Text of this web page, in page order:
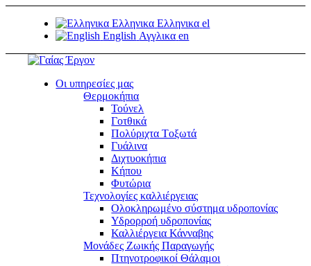
Ελληνικα Ελληνικα el
English Αγγλικα en
Οι υπηρεσίες μας
Θερμοκήπια
Τούνελ
Γοτθικά
Πολύριχτα Tοξωτά
Γυάλινα
Διχτυοκήπια
Κήπου
Φυτώρια
Τεχνολογίες καλλιέργειας
Ολοκληρωμένο σύστημα υδροπονίας
Υδρορροή υδροπονίας
Καλλιέργεια Κάνναβης
Μονάδες Ζωικής Παραγωγής
Πτηνοτροφικοί Θάλαμοι